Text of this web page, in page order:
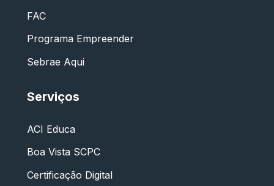
FAC
Programa Empreender
Sebrae Aqui
Serviços
ACI Educa
Boa Vista SCPC
Certificação Digital